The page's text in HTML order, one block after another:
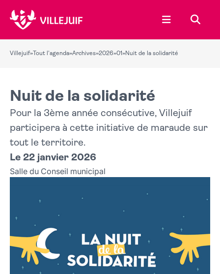
Ouvrir le
Villejuif» Tout l'agenda»Archives»2026»01»Nuit de la solidarité
Nuit de la solidarité
Pour la 3ème année consécutive, Villejuif
participera à cette initiative de maraude sur
tout le territoire.
Le 22 janvier 2026
Salle du Conseil municipal